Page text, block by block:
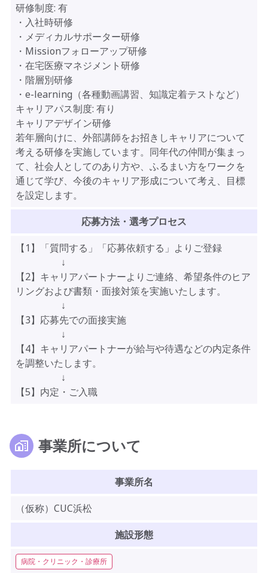
研修制度: 有
・入社時研修
・メディカルサポーター研修
・Missionフォローアップ研修
・在宅医療マネジメント研修
・階層別研修
・e-learning（各種動画講習、知識定着テストなど）
キャリアパス制度: 有り
キャリアデザイン研修
若年層向けに、外部講師をお招きしキャリアについて
考える研修を実施しています。同年代の仲間が集まっ
て、社会人としてのあり方や、ふるまい方をワークを
通じて学び、今後のキャリア形成について考え、目標
を設定します。
応募方法・選考プロセス
【1】「質問する」「応募依頼する」よりご登録
↓
【2】キャリアパートナーよりご連絡、希望条件のヒア
リングおよび書類・面接対策を実施いたします。
↓
【3】応募先での面接実施
↓
【4】キャリアパートナーが給与や待遇などの内定条件
を調整いたします。
↓
【5】内定・ご入職
事業所について
事業所名
（仮称）CUC浜松
施設形態
病院・クリニック・診療所